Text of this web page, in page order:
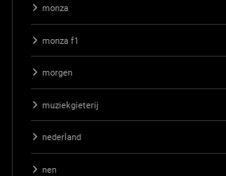
monza
monza f1
morgen
muziekgieterij
nederland
nen